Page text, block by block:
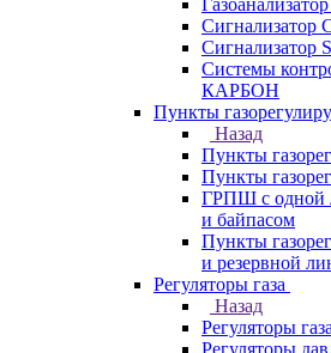
Сигнализатор
Сигнализатор
Системы
КАРБОН
Пункты
Назад
Пункты
Пункты
ГРПШ с одной
и байпасом
Пункты
и резервной
Регуляторы газа
Назад
Регуляторы газа
Регуляторы